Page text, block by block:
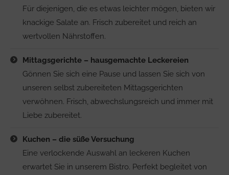
Für diejenigen, die es etwas leichter mögen, bieten wir
knackige Salate an. Frisch zubereitet und reich an
wertvollen Nährstoffen.
Mittagsgerichte – hausgemachte Leckereien
Gönnen Sie sich eine Pause und lassen Sie sich von
unseren selbst zubereiteten Mittagsgerichten
verwöhnen. Frisch, abwechslungsreich und immer mit
Liebe zubereitet.
Kuchen – die süße Versuchung
Eine verlockende Auswahl an leckeren Kuchen
erwartet Sie in unserem Bistro. Perfekt begleitet von